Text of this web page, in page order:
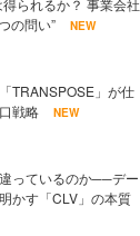
られるか？ 事業会社
の問い”
NEW
TRANSPOSE」が仕
戦略
NEW
っているのか──デー
かす「CLV」の本質